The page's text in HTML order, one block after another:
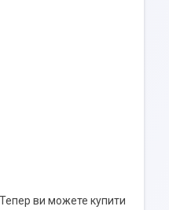
Тепер ви можете купити